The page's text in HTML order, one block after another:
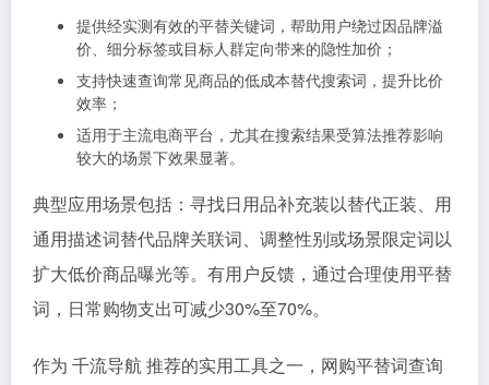
提供经实测有效的平替关键词，帮助用户绕过因品牌溢
价、细分标签或目标人群定向带来的隐性加价；
支持快速查询常见商品的低成本替代搜索词，提升比价
效率；
适用于主流电商平台，尤其在搜索结果受算法推荐影响
较大的场景下效果显著。
典型应用场景包括：寻找日用品补充装以替代正装、用
通用描述词替代品牌关联词、调整性别或场景限定词以
扩大低价商品曝光等。有用户反馈，通过合理使用平替
词，日常购物支出可减少30%至70%。
作为 千流导航 推荐的实用工具之一，网购平替词查询